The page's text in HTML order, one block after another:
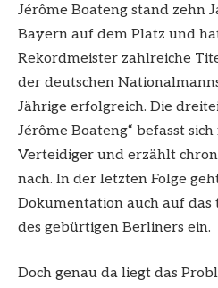
Jérôme Boateng stand zehn
Bayern auf dem Platz und
Rekordmeister zahlreiche
der deutschen
Jährige erfolgreich. Die
Jérôme Boateng“ befasst
Verteidiger und erzählt
nach. In der letzten Folge
Dokumentation auch auf
des gebürtigen Berliners ein.
Doch genau da liegt das